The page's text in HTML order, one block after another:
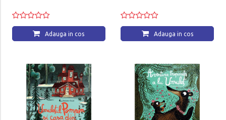
Adauga in cos Adauga in cos